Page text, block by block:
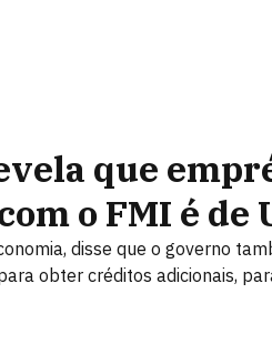
que
o FMI é de
disse que o governo
obter créditos adicionais,